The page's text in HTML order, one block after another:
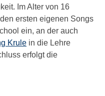
Im Alter von 16
ersten eigenen Songs
ein, an der auch
Krule in die Lehre
erfolgt die